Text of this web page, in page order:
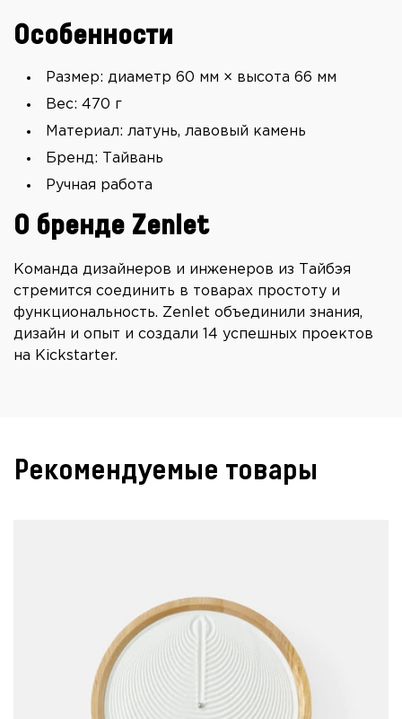
Особенности
Размер: диаметр 60 мм × высота 66 мм
Вес: 470 г
Материал: латунь, лавовый камень
Бренд: Тайвань
Ручная работа
О бренде Zenlet
Команда дизайнеров и инженеров из Тайбэя
стремится соединить в товарах простоту и
функциональность. Zenlet объединили знания,
дизайн и опыт и создали 14 успешных проектов
на Kickstarter.
Рекомендуемые товары